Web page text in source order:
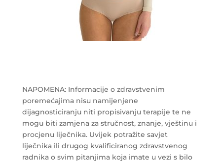
NAPOMENA: Informacije o zdravstvenim
poremećajima nisu namijenjene
dijagnosticiranju niti propisivanju terapije te ne
mogu biti zamjena za stručnost, znanje, vještinu i
procjenu liječnika. Uvijek potražite savjet
liječnika ili drugog kvalificiranog zdravstvenog
radnika o svim pitanjima koja imate u vezi s bilo